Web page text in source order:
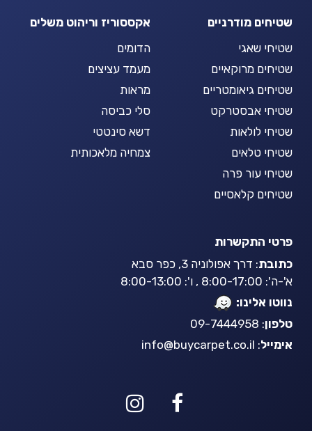
שטיחים מודרניים
שטיחי שאגי
שטיחים מרוקאיים
שטיחים גיאומטריים
שטיחי אבסטרקט
שטיחי לולאות
שטיחי טלאים
שטיחי עור פרה
שטיחים קלאסיים
אקססוריז וריהוט משלים
הדומים
מעמד עציצים
מראות
סלי כביסה
דשא סינטטי
צמחיה מלאכותית
פרטי התקשרות
כתובת: דרך אפולוניה 3, כפר סבא
א'-ה': 8:00-17:00 , ו': 8:00-13:00
נווטו אלינו:
טלפון: 09-7444958
אימייל:
info@buycarpet.co.il